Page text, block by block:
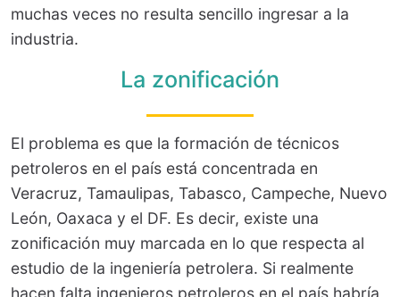
muchas veces no resulta sencillo ingresar a la
industria.
La zonificación
El problema es que la formación de técnicos
petroleros en el país está concentrada en
Veracruz, Tamaulipas, Tabasco, Campeche, Nuevo
León, Oaxaca y el DF. Es decir, existe una
zonificación muy marcada en lo que respecta al
estudio de la ingeniería petrolera. Si realmente
hacen falta ingenieros petroleros en el país habría